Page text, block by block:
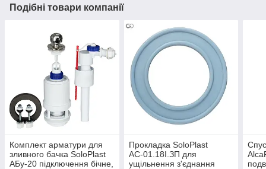
Подібні товари компанії
Комплект арматури для
зливного бачка SoloPlast
АБу-20 підключення бічне,
Прокладка SoloPlast
АС-01.18І.ЗП для
ущільнення з'єднання